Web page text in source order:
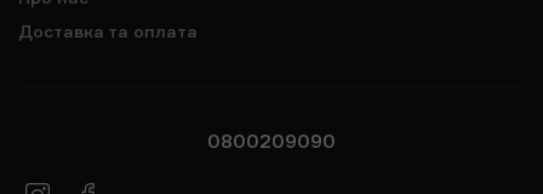
Доставка та оплата
0800209090